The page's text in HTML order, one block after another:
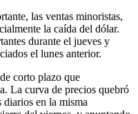
las ventas minoristas,
la caída del dólar.
durante el jueves y
el lunes anterior.
corto plazo que
La curva de precios quebró
diarios en la misma